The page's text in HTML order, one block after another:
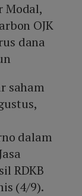
Modal,
OJK
dana
saham
dalam
RDKB
(4/9).